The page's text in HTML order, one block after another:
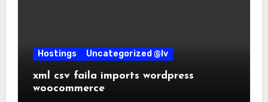
Hostings Uncategorized @lv
xml csv faila imports wordpress
woocommerce